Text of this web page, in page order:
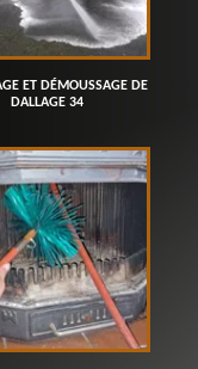
ET DÉMOUSSAGE DE
DALLAGE 34